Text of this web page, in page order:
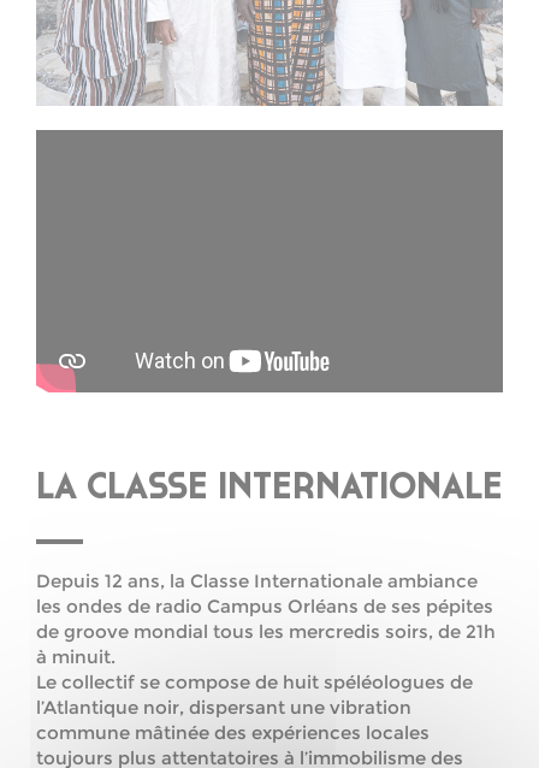
LA CLASSE INTERNATIONALE
Depuis 12 ans, la Classe Internationale ambiance
les ondes de radio Campus Orléans de ses pépites
de groove mondial tous les mercredis soirs, de 21h
à minuit.
Le collectif se compose de huit spéléologues de
l’Atlantique noir, dispersant une vibration
commune mâtinée des expériences locales
toujours plus attentatoires à l’immobilisme des